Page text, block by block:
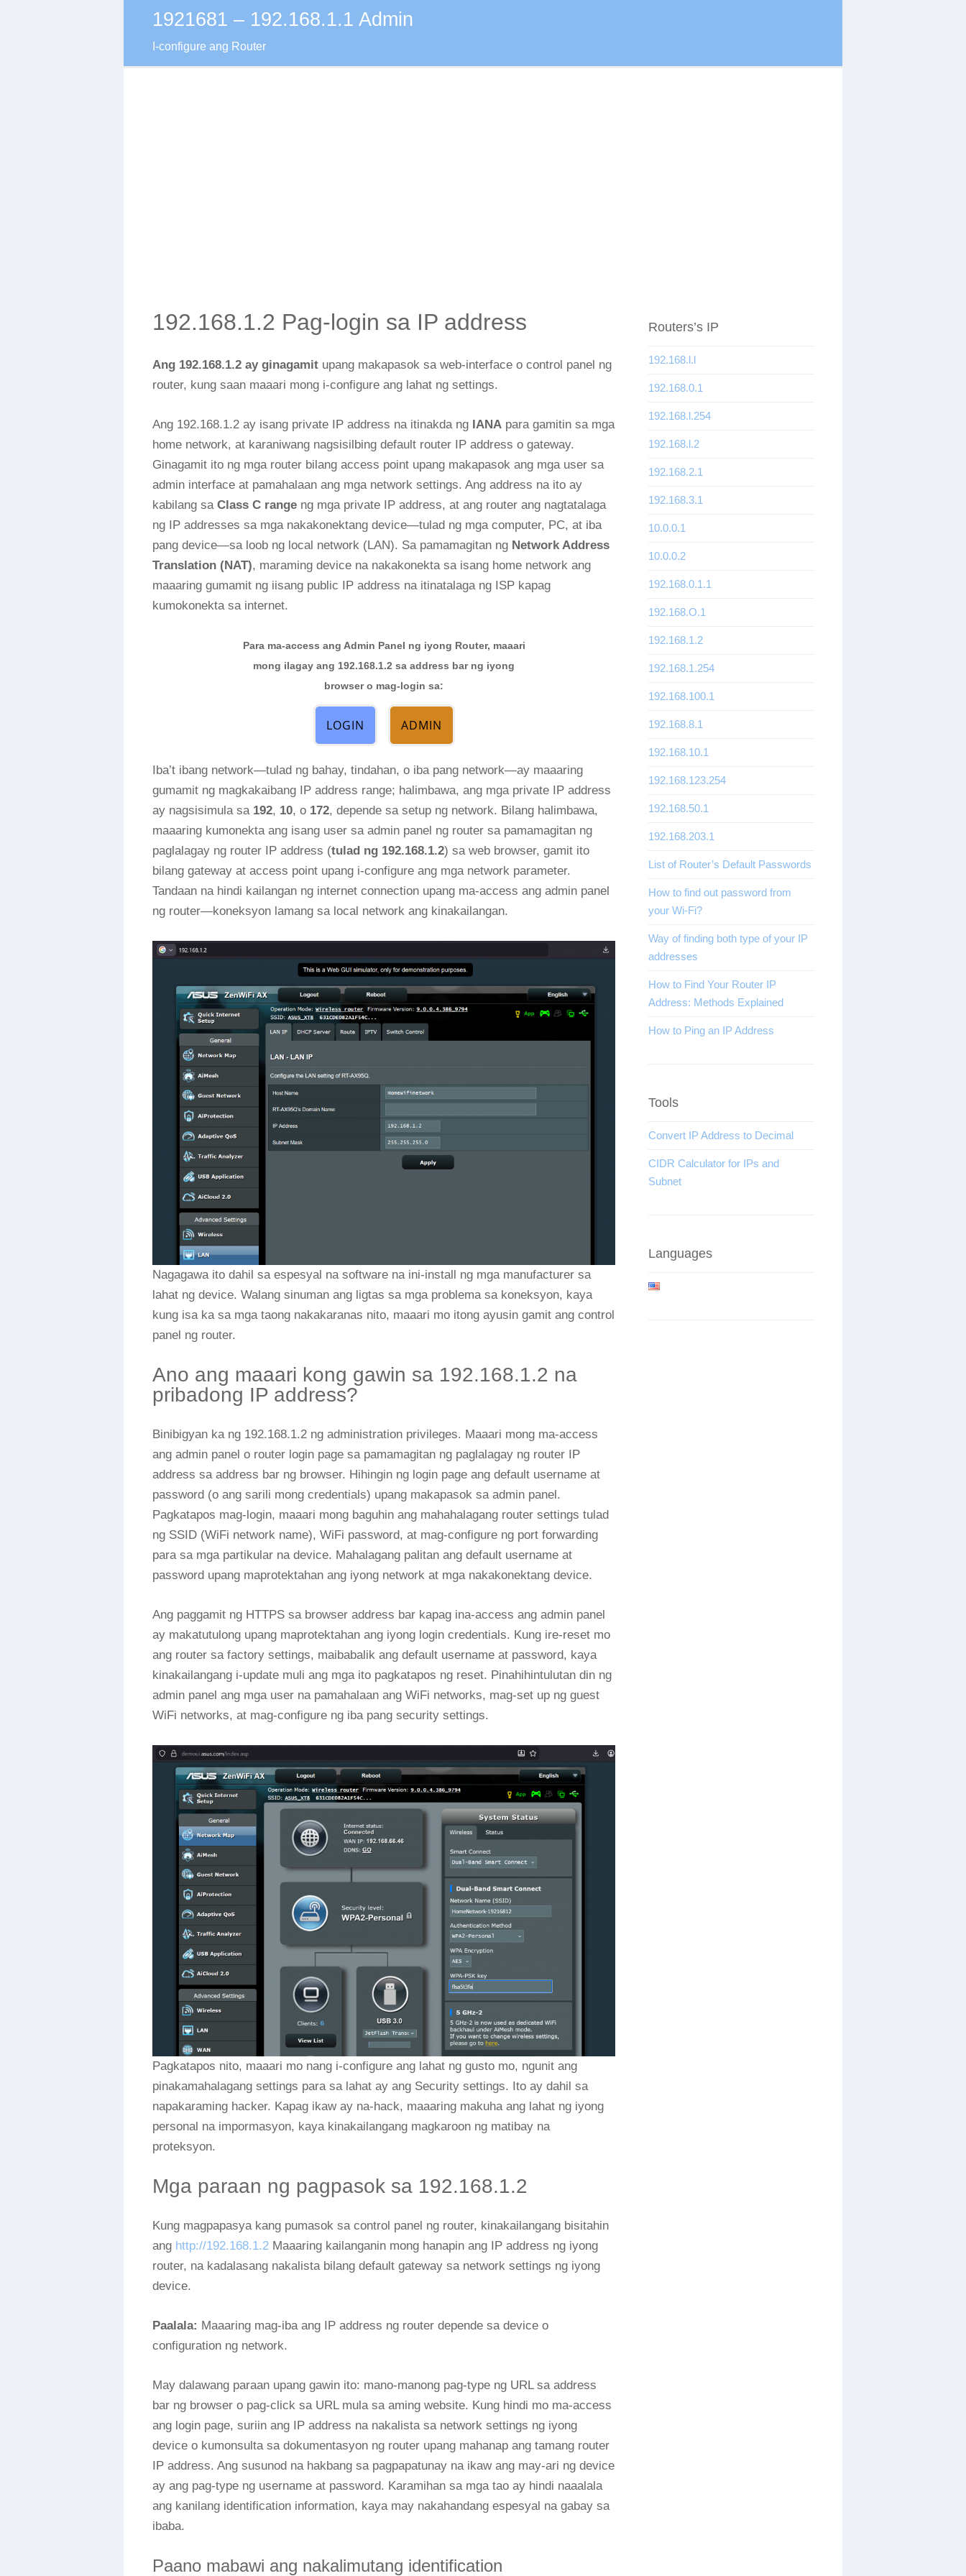
Skip
content
1921681 – 192.168.1.1 Admin
I-configure ang Router
192.168.1.2 Pag-login sa IP address
Ang 192.168.1.2 ay ginagamit upang makapasok sa web-interface o control panel ng
router, kung saan maaari mong i-configure ang lahat ng settings.
Ang 192.168.1.2 ay isang private IP address na itinakda ng IANA para gamitin sa mga
home network, at karaniwang nagsisilbing default router IP address o gateway.
Ginagamit ito ng mga router bilang access point upang makapasok ang mga user sa
admin interface at pamahalaan ang mga network settings. Ang address na ito ay
kabilang sa Class C range ng mga private IP address, at ang router ang nagtatalaga
ng IP addresses sa mga nakakonektang device—tulad ng mga computer, PC, at iba
pang device—sa loob ng local network (LAN). Sa pamamagitan ng Network Address
Translation (NAT), maraming device na nakakonekta sa isang home network ang
maaaring gumamit ng iisang public IP address na itinatalaga ng ISP kapag
kumokonekta sa internet.
Para ma-access ang Admin Panel ng iyong Router, maaari
mong ilagay ang 192.168.1.2 sa address bar ng iyong
browser o mag-login sa:
LOGIN ADMIN
Iba’t ibang network—tulad ng bahay, tindahan, o iba pang network—ay maaaring
gumamit ng magkakaibang IP address range; halimbawa, ang mga private IP address
ay nagsisimula sa 192, 10, o 172, depende sa setup ng network. Bilang halimbawa,
maaaring kumonekta ang isang user sa admin panel ng router sa pamamagitan ng
paglalagay ng router IP address (tulad ng 192.168.1.2) sa web browser, gamit ito
bilang gateway at access point upang i-configure ang mga network parameter.
Tandaan na hindi kailangan ng internet connection upang ma-access ang admin panel
ng router—koneksyon lamang sa local network ang kinakailangan.
Nagagawa ito dahil sa espesyal na software na ini-install ng mga manufacturer sa
lahat ng device. Walang sinuman ang ligtas sa mga problema sa koneksyon, kaya
kung isa ka sa mga taong nakakaranas nito, maaari mo itong ayusin gamit ang control
panel ng router.
Ano ang maaari kong gawin sa 192.168.1.2 na
pribadong IP address?
Binibigyan ka ng 192.168.1.2 ng administration privileges. Maaari mong ma-access
ang admin panel o router login page sa pamamagitan ng paglalagay ng router IP
address sa address bar ng browser. Hihingin ng login page ang default username at
password (o ang sarili mong credentials) upang makapasok sa admin panel.
Pagkatapos mag-login, maaari mong baguhin ang mahahalagang router settings tulad
ng SSID (WiFi network name), WiFi password, at mag-configure ng port forwarding
para sa mga partikular na device. Mahalagang palitan ang default username at
password upang maprotektahan ang iyong network at mga nakakonektang device.
Ang paggamit ng HTTPS sa browser address bar kapag ina-access ang admin panel
ay makatutulong upang maprotektahan ang iyong login credentials. Kung ire-reset mo
ang router sa factory settings, maibabalik ang default username at password, kaya
kinakailangang i-update muli ang mga ito pagkatapos ng reset. Pinahihintulutan din ng
admin panel ang mga user na pamahalaan ang WiFi networks, mag-set up ng guest
WiFi networks, at mag-configure ng iba pang security settings.
Pagkatapos nito, maaari mo nang i-configure ang lahat ng gusto mo, ngunit ang
pinakamahalagang settings para sa lahat ay ang Security settings. Ito ay dahil sa
napakaraming hacker. Kapag ikaw ay na-hack, maaaring makuha ang lahat ng iyong
personal na impormasyon, kaya kinakailangang magkaroon ng matibay na
proteksyon.
Mga paraan ng pagpasok sa 192.168.1.2
Kung magpapasya kang pumasok sa control panel ng router, kinakailangang bisitahin
ang http://192.168.1.2 Maaaring kailanganin mong hanapin ang IP address ng iyong
router, na kadalasang nakalista bilang default gateway sa network settings ng iyong
device.
Paalala: Maaaring mag-iba ang IP address ng router depende sa device o
configuration ng network.
May dalawang paraan upang gawin ito: mano-manong pag-type ng URL sa address
bar ng browser o pag-click sa URL mula sa aming website. Kung hindi mo ma-access
ang login page, suriin ang IP address na nakalista sa network settings ng iyong
device o kumonsulta sa dokumentasyon ng router upang mahanap ang tamang router
IP address. Ang susunod na hakbang sa pagpapatunay na ikaw ang may-ari ng device
ay ang pag-type ng username at password. Karamihan sa mga tao ay hindi naaalala
ang kanilang identification information, kaya may nakahandang espesyal na gabay sa
ibaba.
Paano mabawi ang nakalimutang identification
Routers’s IP
192.168.l.l
192.168.0.1
192.168.l.254
192.168.l.2
192.168.2.1
192.168.3.1
10.0.0.1
10.0.0.2
192.168.0.1.1
192.168.O.1
192.168.1.2
192.168.1.254
192.168.100.1
192.168.8.1
192.168.10.1
192.168.123.254
192.168.50.1
192.168.203.1
List of Router’s Default Passwords
How to find out password from
your Wi-Fi?
Way of finding both type of your IP
addresses
How to Find Your Router IP
Address: Methods Explained
How to Ping an IP Address
Tools
Convert IP Address to Decimal
CIDR Calculator for IPs and
Subnet
Languages